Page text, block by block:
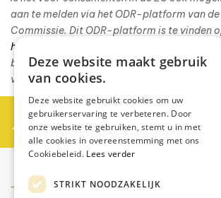
aan te melden via het ODR-platform van de
Commissie. Dit ODR-platform is te vinden
http://ec.europa.eu/odr
. Wanneer uw
behandeling is dan staat het u vrij om uw
via het platform van de Europese Unie.
Partner worden?
Neem contact op met Swiss Zontechniek
info@swisszontechniek.nl
Deze website maakt gebruik
van cookies.
Deze website gebruikt cookies om uw
gebruikerservaring te verbeteren. Door
onze website te gebruiken, stemt u in met
alle cookies in overeenstemming met ons
Cookiebeleid. Lees verder
STRIKT NOODZAKELIJK